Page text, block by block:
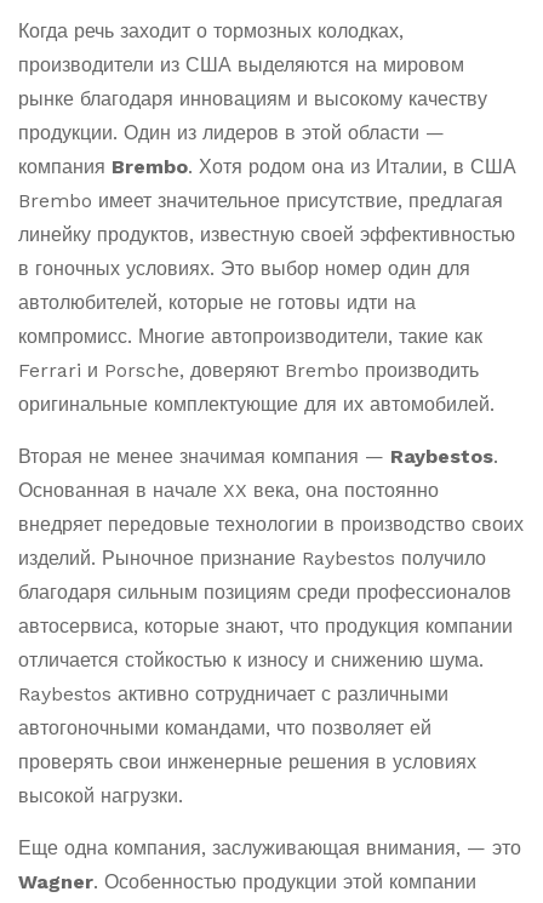
Когда речь заходит о тормозных колодках,
производители из США выделяются на мировом
рынке благодаря инновациям и высокому качеству
продукции. Один из лидеров в этой области —
компания Brembo. Хотя родом она из Италии, в США
Brembo имеет значительное присутствие, предлагая
линейку продуктов, известную своей эффективностью
в гоночных условиях. Это выбор номер один для
автолюбителей, которые не готовы идти на
компромисс. Многие автопроизводители, такие как
Ferrari и Porsche, доверяют Brembo производить
оригинальные комплектующие для их автомобилей.
Вторая не менее значимая компания — Raybestos.
Основанная в начале XX века, она постоянно
внедряет передовые технологии в производство своих
изделий. Рыночное признание Raybestos получило
благодаря сильным позициям среди профессионалов
автосервиса, которые знают, что продукция компании
отличается стойкостью к износу и снижению шума.
Raybestos активно сотрудничает с различными
автогоночными командами, что позволяет ей
проверять свои инженерные решения в условиях
высокой нагрузки.
Еще одна компания, заслуживающая внимания, — это
Wagner. Особенностью продукции этой компании